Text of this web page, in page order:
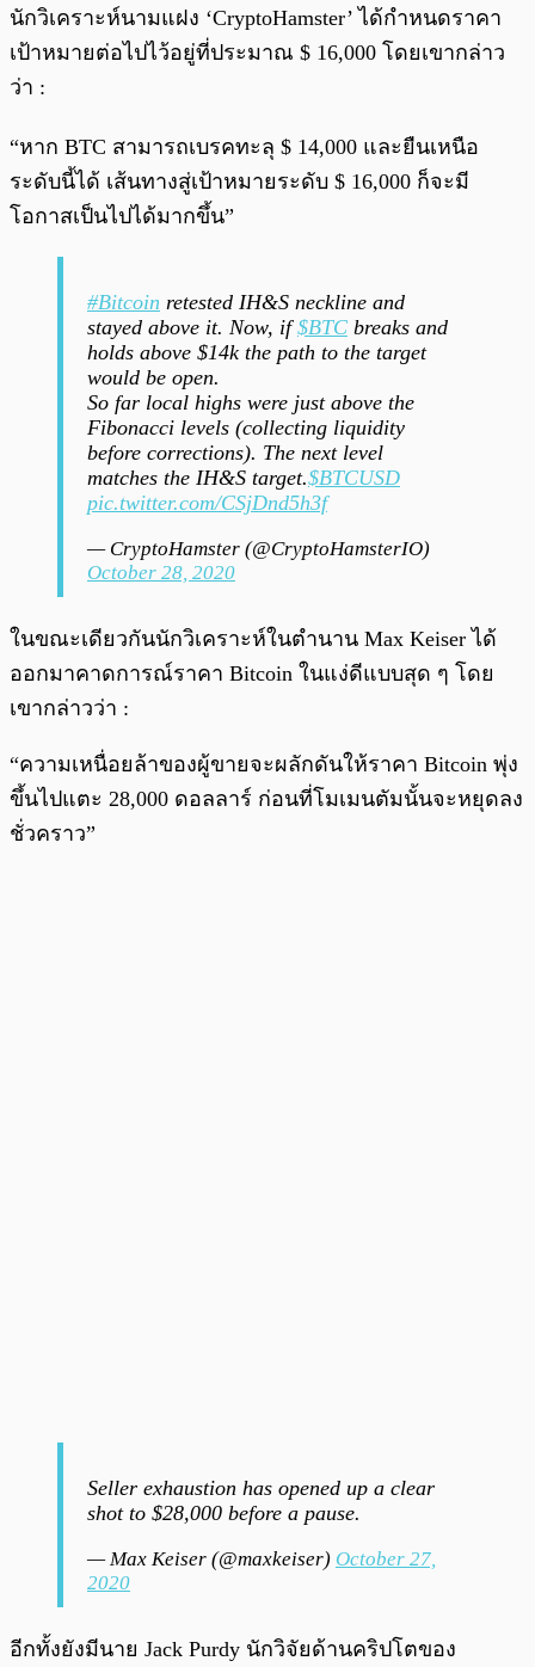
นักวิเคราะห์นามแฝง ‘CryptoHamster’ ได้กำหนดราคา
เป้าหมายต่อไปไว้อยู่ที่ประมาณ $ 16,000 โดยเขากล่าว
ว่า :
“หาก BTC สามารถเบรคทะลุ $ 14,000 และยืนเหนือ
ระดับนี้ได้ เส้นทางสู่เป้าหมายระดับ $ 16,000 ก็จะมี
โอกาสเป็นไปได้มากขึ้น”
#Bitcoin retested IH&S neckline and
stayed above it. Now, if$BTC breaks and
holds above $14k the path to the target
would be open.
So far local highs were just above the
Fibonacci levels (collecting liquidity
before corrections). The next level
matches the IH&S target.$BTCUSD
pic.twitter.com/CSjDnd5h3f
— CryptoHamster (@CryptoHamsterIO)
October 28, 2020
ในขณะเดียวกันนักวิเคราะห์ในตำนาน Max Keiser ได้
ออกมาคาดการณ์ราคา Bitcoin ในแง่ดีแบบสุด ๆ โดย
เขากล่าวว่า :
“ความเหนื่อยล้าของผู้ขายจะผลักดันให้ราคา Bitcoin พุ่ง
ขึ้นไปแตะ 28,000 ดอลลาร์ ก่อนที่โมเมนตัมนั้นจะหยุดลง
ชั่วคราว”
Seller exhaustion has opened up a clear
shot to $28,000 before a pause.
— Max Keiser (@maxkeiser) October 27,
2020
อีกทั้งยังมีนาย Jack Purdy นักวิจัยด้านคริปโตของ